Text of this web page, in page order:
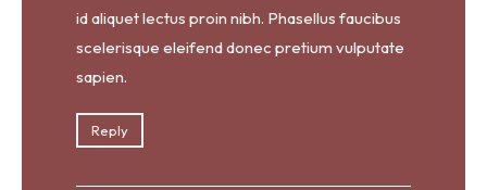
id aliquet lectus proin nibh. Phasellus faucibus
scelerisque eleifend donec pretium vulputate
sapien.
Reply